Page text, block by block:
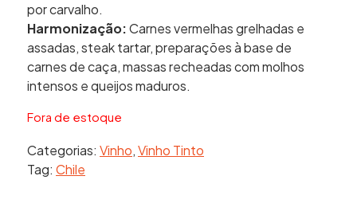
por carvalho.
Harmonização:Carnes vermelhas grelhadas e
assadas, steak tartar, preparações à base de
carnes de caça, massas recheadas com molhos
intensos e queijos maduros.
Fora de estoque
Categorias: Vinho,Vinho Tinto
Tag: Chile